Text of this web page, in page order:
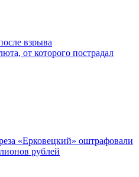
взрыва
от которого пострадал
«Ерковецкий» оштрафовали
рублей